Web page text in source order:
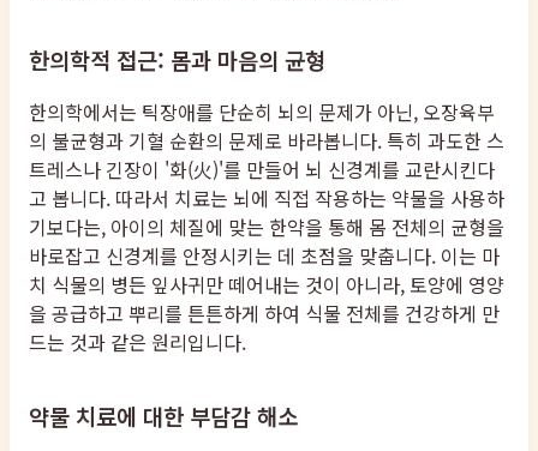
한의학적 접근: 몸과 마음의 균형
한의학에서는 틱장애를 단순히 뇌의 문제가 아닌, 오장육부
의 불균형과 기혈 순환의 문제로 바라봅니다. 특히 과도한 스
트레스나 긴장이 '화(火)'를 만들어 뇌 신경계를 교란시킨다
고 봅니다. 따라서 치료는 뇌에 직접 작용하는 약물을 사용하
기보다는, 아이의 체질에 맞는 한약을 통해 몸 전체의 균형을
바로잡고 신경계를 안정시키는 데 초점을 맞춥니다. 이는 마
치 식물의 병든 잎사귀만 떼어내는 것이 아니라, 토양에 영양
을 공급하고 뿌리를 튼튼하게 하여 식물 전체를 건강하게 만
드는 것과 같은 원리입니다.
약물 치료에 대한 부담감 해소